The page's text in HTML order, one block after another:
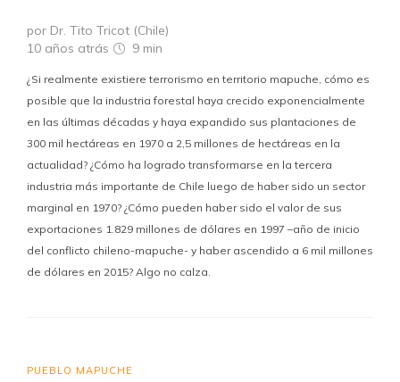
por Dr. Tito Tricot (Chile)
10 años atrás
9 min
¿Si realmente existiere terrorismo en territorio mapuche, cómo es
posible que la industria forestal haya crecido exponencialmente
en las últimas décadas y haya expandido sus plantaciones de
300 mil hectáreas en 1970 a 2,5 millones de hectáreas en la
actualidad? ¿Cómo ha logrado transformarse en la tercera
industria más importante de Chile luego de haber sido un sector
marginal en 1970? ¿Cómo pueden haber sido el valor de sus
exportaciones 1.829 millones de dólares en 1997 –año de inicio
del conflicto chileno-mapuche- y haber ascendido a 6 mil millones
de dólares en 2015? Algo no calza.
PUEBLO MAPUCHE